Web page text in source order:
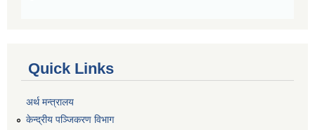
Quick Links
अर्थ मन्त्रालय
केन्द्रीय पञ्जिकरण विभाग